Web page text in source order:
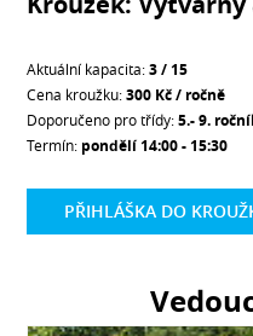
Aktuální kapacita:3 / 15
Cena kroužku:300 Kč / ročně
Doporučeno pro třídy:5.- 9.
Termín: pondělí 14:00 - 15:30
PŘIHLÁŠKA DO